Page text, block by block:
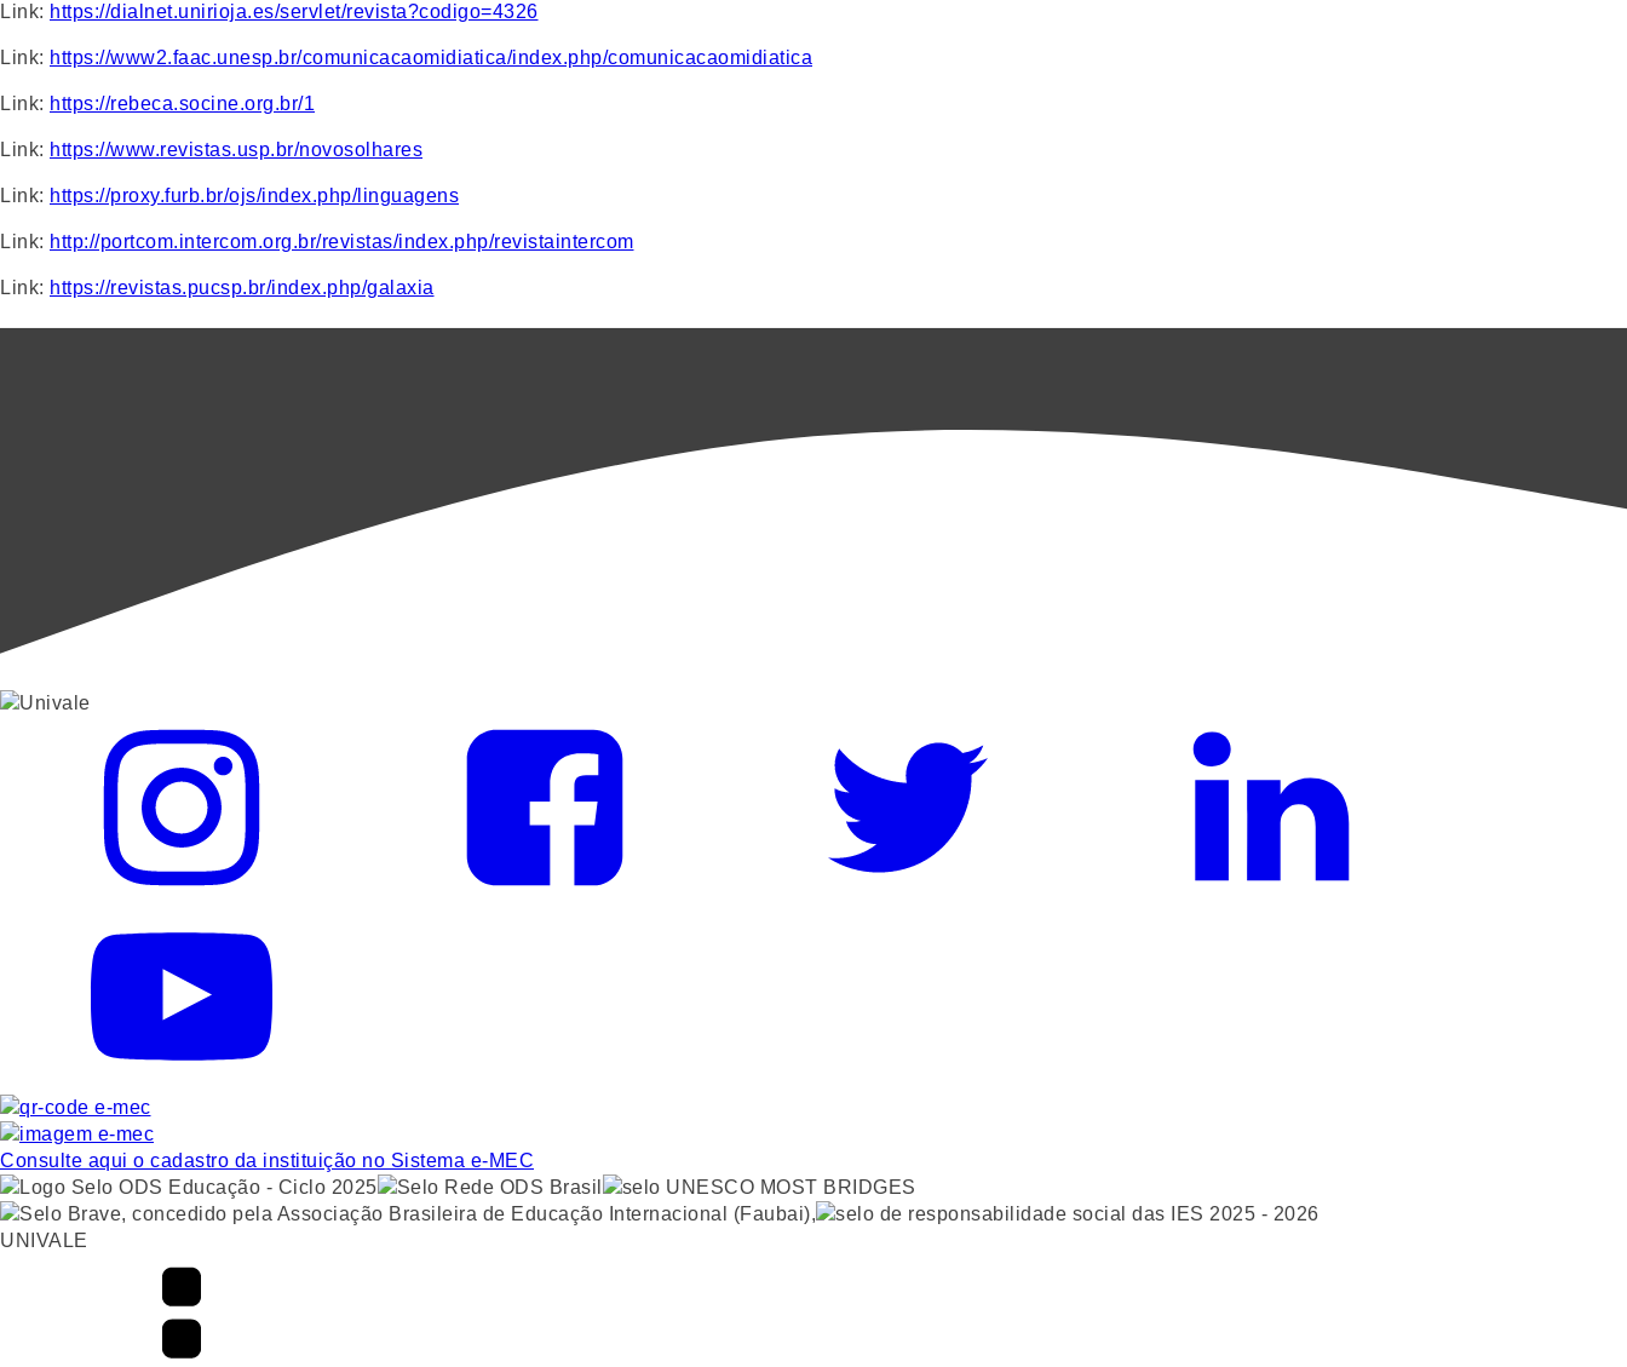
Link: https://dialnet.unirioja.es/servlet/revista?codigo=4326
Link: https://www2.faac.unesp.br/comunicacaomidiatica/index.php/comunicacaomidiatica
Link: https://rebeca.socine.org.br/1
Link: https://www.revistas.usp.br/novosolhares
Link: https://proxy.furb.br/ojs/index.php/linguagens
Link: http://portcom.intercom.org.br/revistas/index.php/revistaintercom
Link: https://revistas.pucsp.br/index.php/galaxia
Consulte aqui o cadastro da instituição no Sistema e-MEC
UNIVALE